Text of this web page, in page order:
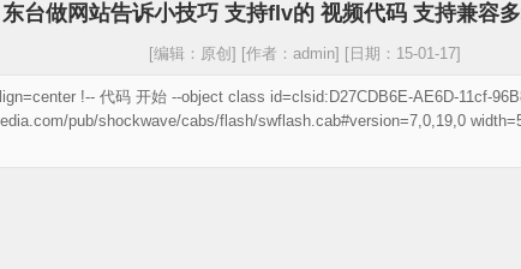
东台做网站告诉小技巧 支持flv的 视频代码 支持兼容
[编辑：原创] [作者：admin] [日期：15-01-17]
!-- 代码 开始 --object class id=clsid:D27CDB6E-AE6D-11cf-
pub/shockwave/cabs/flash/swflash.cab#version=7,0,19,0